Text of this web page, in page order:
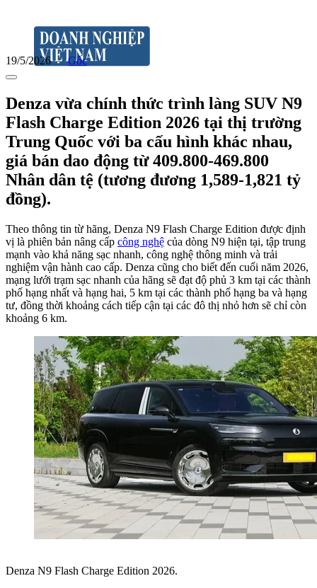
19/5/2026 Gốc
Denza vừa chính thức trình làng SUV N9
Flash Charge Edition 2026 tại thị trường
Trung Quốc với ba cấu hình khác nhau,
giá bán dao động từ 409.800-469.800
Nhân dân tệ (tương đương 1,589-1,821 tỷ
đồng).
Theo thông tin từ hãng, Denza N9 Flash Charge Edition được định
vị là phiên bản nâng cấp công nghệ của dòng N9 hiện tại, tập trung
mạnh vào khả năng sạc nhanh, công nghệ thông minh và trải
nghiệm vận hành cao cấp. Denza cũng cho biết đến cuối năm 2026,
mạng lưới trạm sạc nhanh của hãng sẽ đạt độ phủ 3 km tại các thành
phố hạng nhất và hạng hai, 5 km tại các thành phố hạng ba và hạng
tư, đồng thời khoảng cách tiếp cận tại các đô thị nhỏ hơn sẽ chỉ còn
khoảng 6 km.
Denza N9 Flash Charge Edition 2026.